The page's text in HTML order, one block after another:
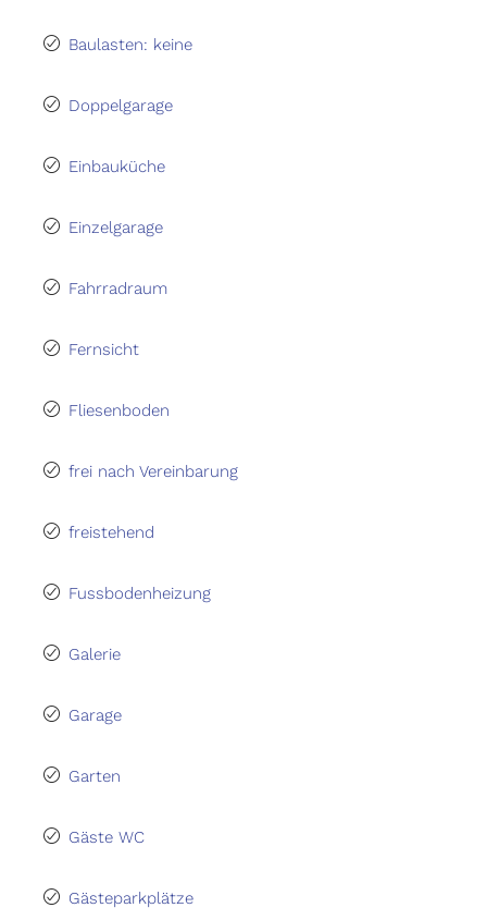
Baulasten: keine
Doppelgarage
Einbauküche
Einzelgarage
Fahrradraum
Fernsicht
Fliesenboden
frei nach Vereinbarung
freistehend
Fussbodenheizung
Galerie
Garage
Garten
Gäste WC
Gästeparkplätze